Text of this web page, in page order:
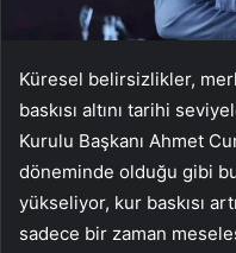
Küresel belirsizlikler,
baskısı altını tarihi
Kurulu Başkanı Ahmet
döneminde olduğu gibi
yükseliyor, kur baskısı
sadece bir zaman